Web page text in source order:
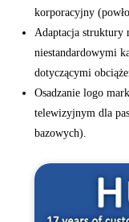
korporacyjny
Adaptacja struktury
niestandardowymi
dotyczącymi
Osadzanie logo
telewizyjnym dla
bazowych).